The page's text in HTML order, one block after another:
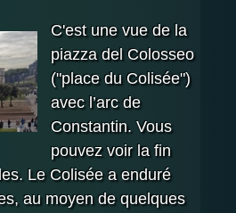
C'est une vue de la
piazza del Colosseo
("place du Colisée")
avec l’arc de
Constantin. Vous
pouvez voir la fin
Le Colisée a enduré
au moyen de quelques